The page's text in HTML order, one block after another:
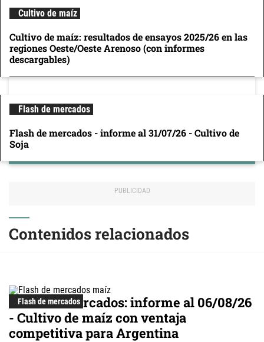
Cultivo de maíz
Cultivo de maíz: resultados de ensayos 2025/26 en las
regiones Oeste/Oeste Arenoso (con informes
descargables)
Flash de mercados
Flash de mercados - informe al 31/07/26 - Cultivo de
Soja
Contenidos relacionados
Flash de mercados
Flash de mercados: informe al 06/08/26
- Cultivo de maíz con ventaja
competitiva para Argentina